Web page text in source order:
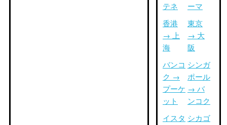
テネ
香港
→ 上
海
バンコ
ク →
プーケ
ット
イスタ
ーマ
東京
→ 大
阪
シンガ
ポール
→ バ
ンコク
シカゴ